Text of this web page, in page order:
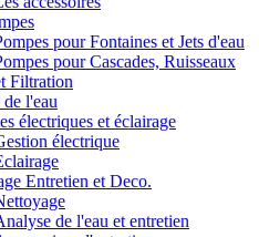
pour Fontaines et Jets d'eau
pour Cascades, Ruisseaux
Filtration
l'eau
électriques et éclairage
électrique
Entretien et Deco.
de l'eau et entretien